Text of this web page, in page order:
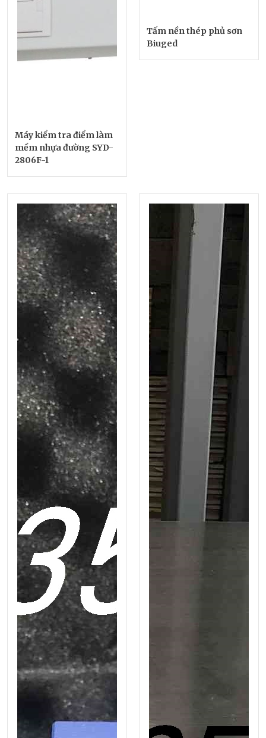
Máy kiểm tra điểm làm
mềm nhựa đường SYD-
2806F-1
Tấm nền thép phủ sơn
Biuged